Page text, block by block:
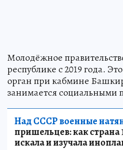
Молодёжное
республике с 2019 года.
орган при кабмине
занимается социальными
Над СССР военные
пришельцев: как страна
искала и изучала